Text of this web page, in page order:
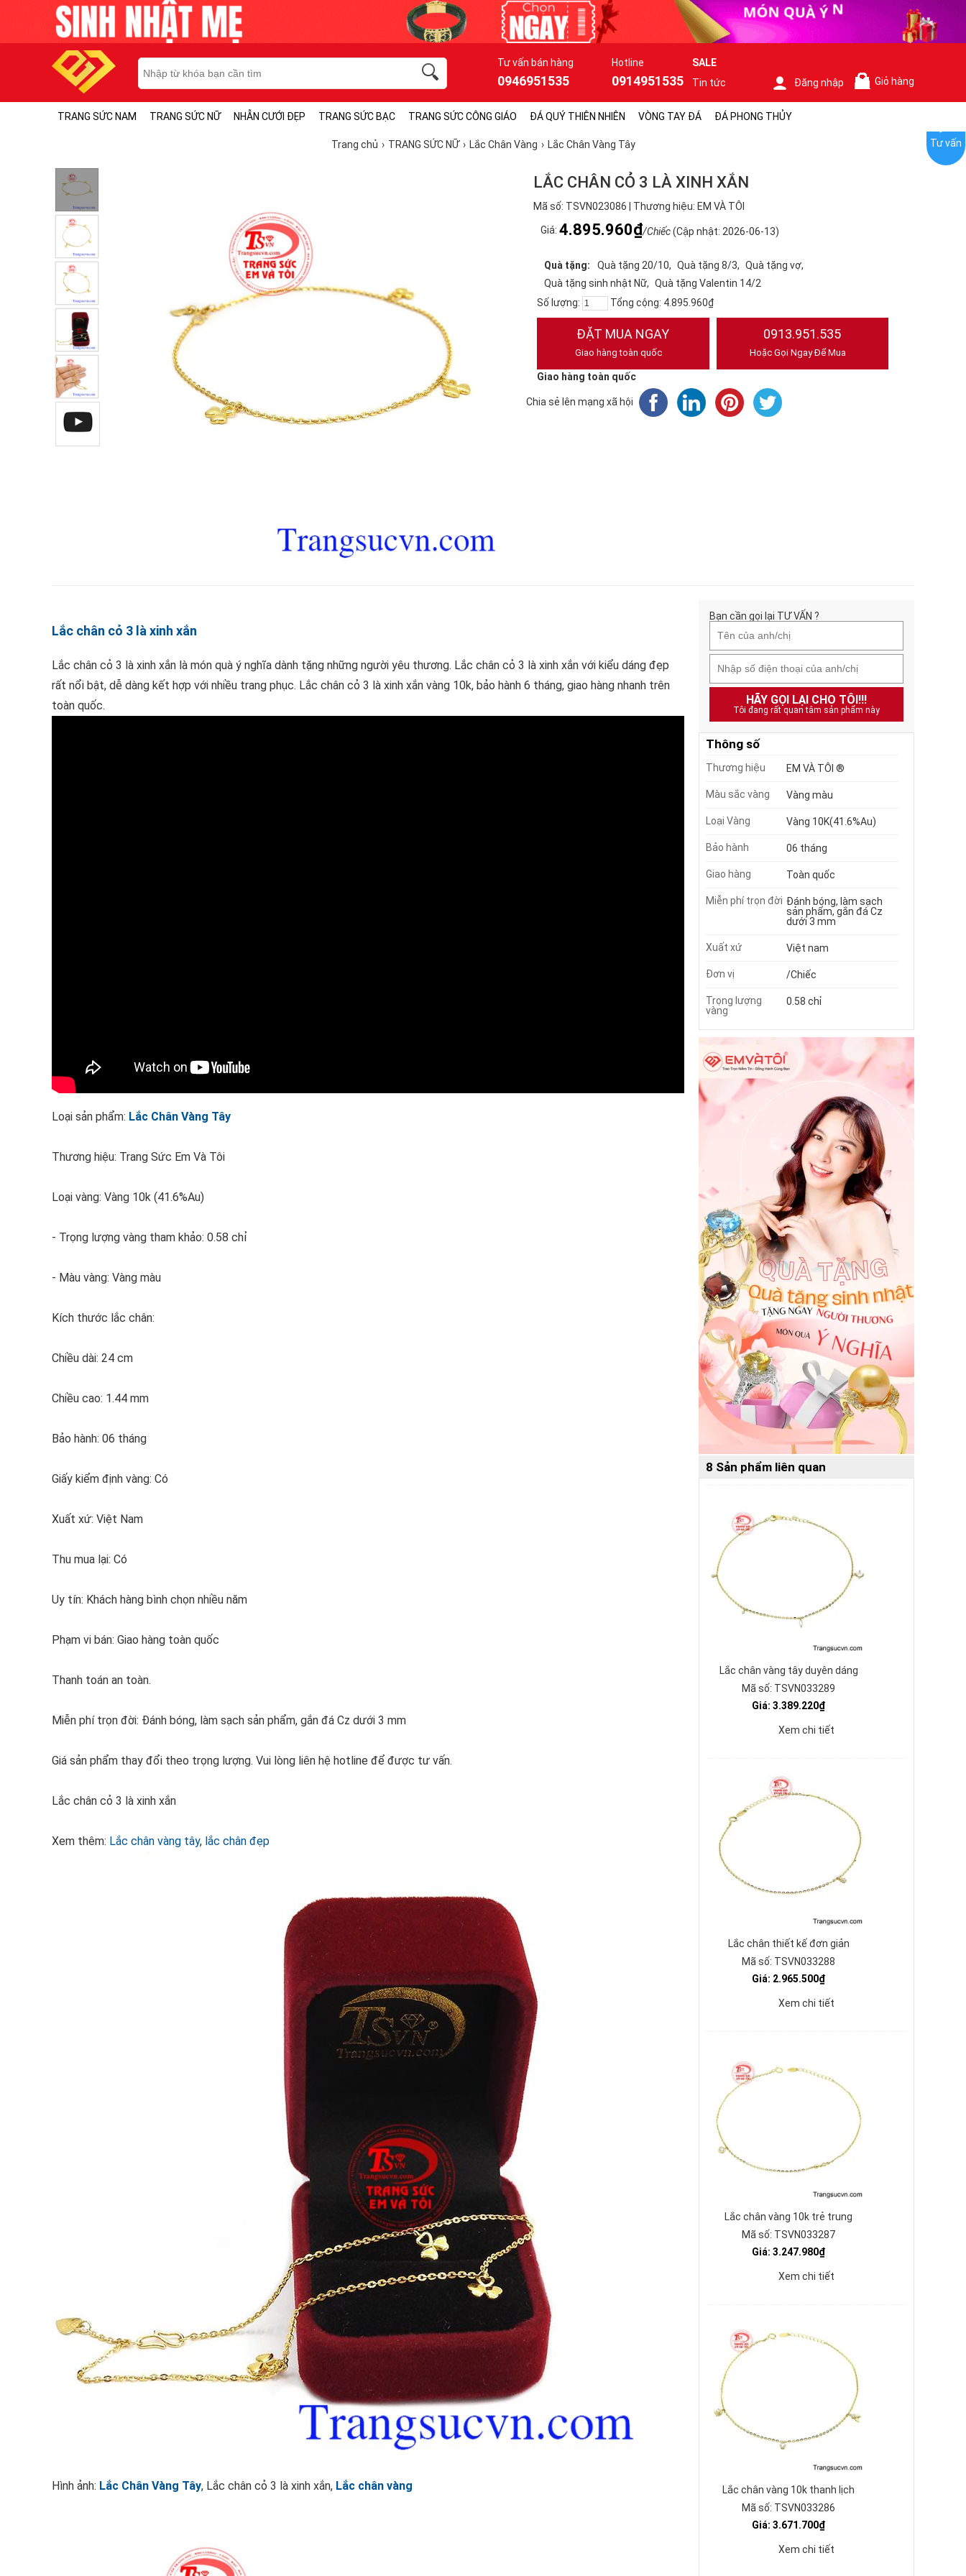
Tư vấn bán hàng
0946951535
Hotline
0914951535
SALE
Tin tức
Đăng nhập Giỏ hàng
TRANG SỨC NAM TRANG SỨC NỮ NHẪN CƯỚI ĐẸP TRANG SỨC BẠC TRANG SỨC CÔNG GIÁO ĐÁ QUÝ THIÊN NHIÊN VÒNG TAY ĐÁ ĐÁ PHONG THỦY
Trang chủ TRANG SỨC NỮ Lắc Chân Vàng Lắc Chân Vàng Tây
LẮC CHÂN CỎ 3 LÀ XINH XẮN
Mã số: TSVN023086 | Thương hiệu: EM VÀ TÔI
Giá: 4.895.960₫/Chiếc(Cập nhật: 2026-06-13)
Quà tặng: Quà tặng 20/10 Quà tặng 8/3
Quà tặng vợ
Quà tặng sinh nhật Nữ
Quà tặng Valentin 14/2
Số lượng:
Tổng cộng: 4.895.960₫
ĐẶT MUA NGAY
Giao hàng toàn quốc
0913.951.535
Hoặc Gọi Ngay Để Mua
Giao hàng toàn quốc
Chia sẻ lên mạng xã hội
Lắc chân cỏ 3 là xinh xắn
Lắc chân cỏ 3 là xinh xắn là món quà ý nghĩa dành tặng những người yêu thương. Lắc chân cỏ 3 là xinh xắn với kiểu dáng đẹp
rất nổi bật, dễ dàng kết hợp với nhiều trang phục. Lắc chân cỏ 3 là xinh xắn vàng 10k, bảo hành 6 tháng, giao hàng nhanh trên
toàn quốc.
Loại sản phẩm: Lắc Chân Vàng Tây
Thương hiệu: Trang Sức Em Và Tôi
Loại vàng: Vàng 10k (41.6%Au)
- Trọng lượng vàng tham khảo: 0.58 chỉ
- Màu vàng: Vàng màu
Kích thước lắc chân:
Chiều dài: 24 cm
Chiều cao: 1.44 mm
Bảo hành: 06 tháng
Giấy kiểm định vàng: Có
Xuất xứ: Việt Nam
Thu mua lại: Có
Uy tín: Khách hàng bình chọn nhiều năm
Phạm vi bán: Giao hàng toàn quốc
Thanh toán an toàn.
Miễn phí trọn đời: Đánh bóng, làm sạch sản phẩm, gắn đá Cz dưới 3 mm
Giá sản phẩm thay đổi theo trọng lượng. Vui lòng liên hệ hotline để được tư vấn.
Lắc chân cỏ 3 là xinh xắn
Xem thêm: Lắc chân vàng tây, lắc chân đẹp
Hình ảnh: Lắc Chân Vàng Tây, Lắc chân cỏ 3 là xinh xắn, Lắc chân vàng
Bạn cần gọi lại TƯ VẤN ?
HÃY GỌI LẠI CHO TÔI!!!
Tôi đang rất quan tâm sản phẩm này
Thông số
Thương hiệu EM VÀ TÔI ®
Màu sắc vàng Vàng màu
Loại Vàng Vàng 10K(41.6%Au)
Bảo hành 06 tháng
Giao hàng Toàn quốc
Miễn phí trọn đời Đánh bóng, làm sạch
sản phẩm, gắn đá Cz
dưới 3 mm
Xuất xứ Việt nam
Đơn vị /Chiếc
Trọng lượng
vàng
0.58 chỉ
8 Sản phẩm liên quan
Lắc chân vàng tây duyên dáng
Mã số: TSVN033289
Giá: 3.389.220₫
Xem chi tiết
Lắc chân thiết kế đơn giản
Mã số: TSVN033288
Giá: 2.965.500₫
Xem chi tiết
Lắc chân vàng 10k trẻ trung
Mã số: TSVN033287
Giá: 3.247.980₫
Xem chi tiết
Lắc chân vàng 10k thanh lịch
Mã số: TSVN033286
Giá: 3.671.700₫
Xem chi tiết
Tư vấn